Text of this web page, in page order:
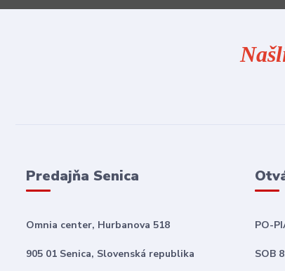
Predajňa Senica
Omnia center, Hurbanova 518
905 01 Senica, Slovenská republika
PO-
SOB